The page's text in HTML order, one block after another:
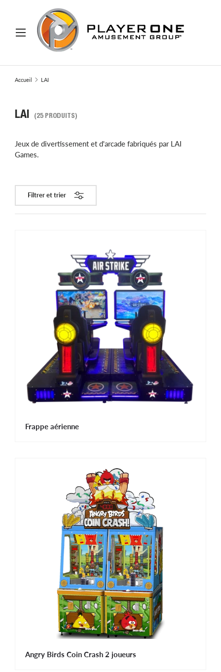
AU CONTENU
Recherche
Accueil LAI
LAI (25 PRODUITS)
Jeux de divertissement et d'arcade fabriqués par LAI
Games.
Filtrer et trier
Frappe aérienne
Angry Birds Coin Crash 2 joueurs